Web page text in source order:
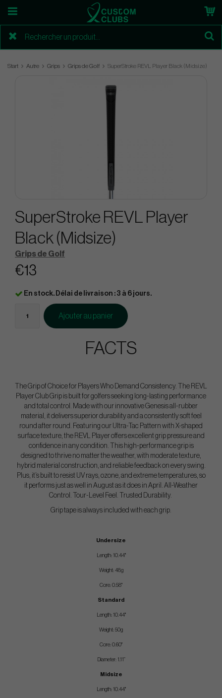
Start Autre Grips Grips de Golf SuperStroke REVL Player Black (Midsize)
SuperStroke REVL Player
Black (Midsize)
Grips de Golf
€13
En stock. Délai de livraison : 3 à 6 jours.
Ajouter au panier
FACTS
The Grip of Choice for Players Who Demand Consistency. The REVL
Player Club Grip is built for golfers seeking long-lasting performance
and total control. Made with our innovative Genesis all-rubber
material, it delivers superior durability and a consistently soft feel
round after round. Featuring our Ultra-Tac Pattern with X-shaped
surface texture, the REVL Player offers excellent grip pressure and
confidence in any condition. This high-performance grip is
designed to thrive no matter the weather, with moderate texture,
hybrid material construction, and reliable feedback on every swing.
Plus, it’s built to resist UV rays, ozone, and extreme temperatures, so
it performs just as well in August as it does in April. All-Weather
Control. Tour-Level Feel. Trusted Durability.
Grip tape is always included with each grip.
Undersize
Length: 10.44"
Weight: 48g
Core: 0.58"
Standard
Length: 10.44"
Weight: 50g
Core: 0.60"
Diameter: 1.11”
Midsize
Length: 10.44"